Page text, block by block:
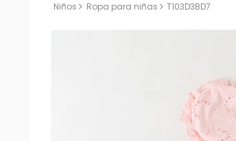
Niños Ropa para niñas T103D3BD7